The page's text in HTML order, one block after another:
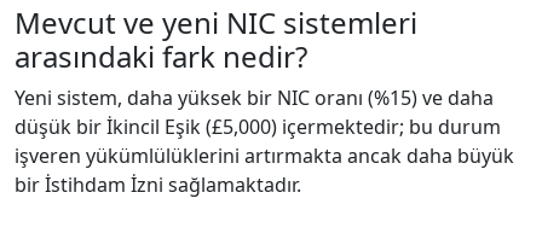
Mevcut ve yeni NIC sistemleri
arasındaki fark nedir?
Yeni sistem, daha yüksek bir NIC oranı (%15) ve daha
düşük bir İkincil Eşik (£5,000) içermektedir; bu durum
işveren yükümlülüklerini artırmakta ancak daha büyük
bir İstihdam İzni sağlamaktadır.